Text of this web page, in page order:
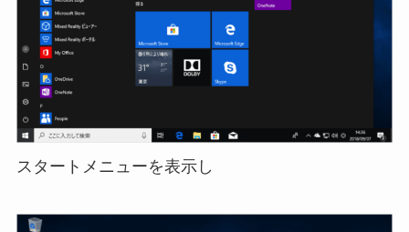
スタートメニューを表示し